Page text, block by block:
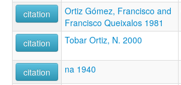
citation
Ortiz Gómez, Francisco and
Francisco Queixalos 1981
citation Tobar Ortiz, N. 2000
citation
na 1940